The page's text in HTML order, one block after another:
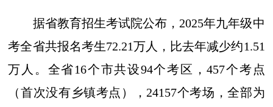
据省教育招生考试院公布，2025年九年级中
考全省共报名考生72.21万人，比去年减少约1.51
万人。全省16个市共设94个考区，457个考点
（首次没有乡镇考点），24157个考场，全部为